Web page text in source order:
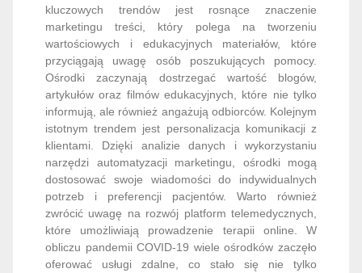
kluczowych trendów jest rosnące znaczenie
marketingu treści, który polega na tworzeniu
wartościowych i edukacyjnych materiałów, które
przyciągają uwagę osób poszukujących pomocy.
Ośrodki zaczynają dostrzegać wartość blogów,
artykułów oraz filmów edukacyjnych, które nie tylko
informują, ale również angażują odbiorców. Kolejnym
istotnym trendem jest personalizacja komunikacji z
klientami. Dzięki analizie danych i wykorzystaniu
narzędzi automatyzacji marketingu, ośrodki mogą
dostosować swoje wiadomości do indywidualnych
potrzeb i preferencji pacjentów. Warto również
zwrócić uwagę na rozwój platform telemedycznych,
które umożliwiają prowadzenie terapii online. W
obliczu pandemii COVID-19 wiele ośrodków zaczęło
oferować usługi zdalne, co stało się nie tylko